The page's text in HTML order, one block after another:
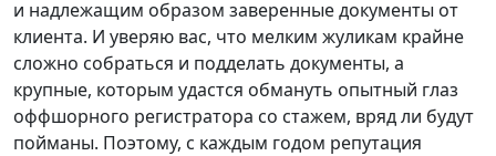
и надлежащим образом заверенные документы от
клиента. И уверяю вас, что мелким жуликам крайне
сложно собраться и подделать документы, а
крупные, которым удастся обмануть опытный глаз
оффшорного регистратора со стажем, вряд ли будут
пойманы. Поэтому, с каждым годом репутация